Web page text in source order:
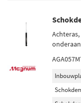
onderaan